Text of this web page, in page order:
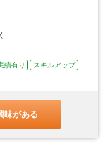
績有り
スキルアップ
味がある